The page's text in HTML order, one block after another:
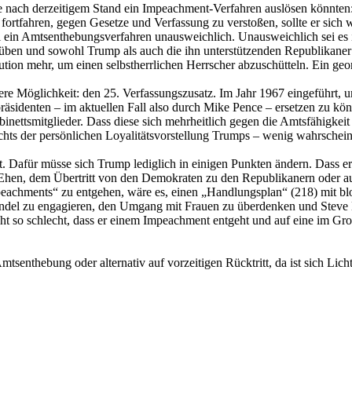
derzeitigem Stand ein Impeachment-Verfahren auslösen
gegen Gesetze und Verfassung zu verstoßen, sollte er
Amtsenthebungsverfahren unausweichlich. Unausweichlich sei
und sowohl Trump als auch die ihn unterstützenden
mehr, um einen selbstherrlichen Herrscher abzuschütteln. Ein
Möglichkeit: den 25. Verfassungszusatz. Im Jahr 1967
– im aktuellen Fall also durch Mike Pence – ersetzen zu
Dass diese sich mehrheitlich gegen die
der persönlichen Loyalitätsvorstellung Trumps – wenig
müsse sich Trump lediglich in einigen Punkten ändern. Dass
dem Übertritt von den Demokraten zu den Republikanern oder
zu entgehen, wäre es, einen „Handlungsplan“ (218) mit
zu engagieren, den Umgang mit Frauen zu überdenken und
so schlecht, dass er einem Impeachment entgeht und auf eine im
oder alternativ auf vorzeitigen Rücktritt, da ist sich